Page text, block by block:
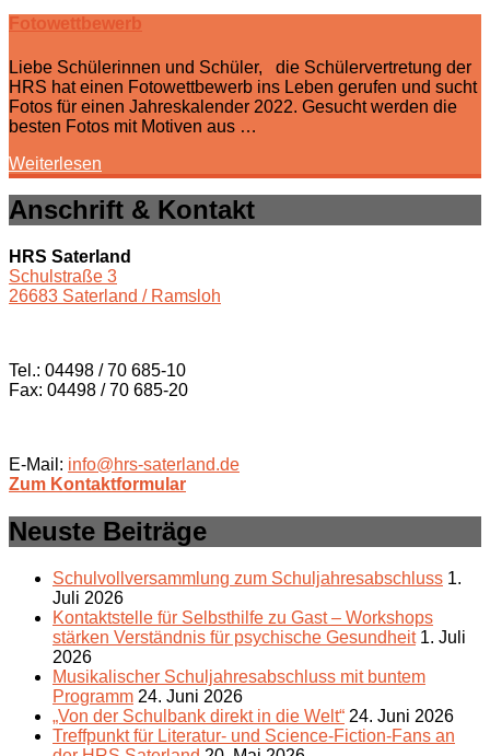
Fotowettbewerb
Liebe Schülerinnen und Schüler, die Schülervertretung der
HRS hat einen Fotowettbewerb ins Leben gerufen und sucht
Fotos für einen Jahreskalender 2022. Gesucht werden die
besten Fotos mit Motiven aus …
Weiterlesen
Anschrift & Kontakt
HRS Saterland
Schulstraße 3
26683 Saterland / Ramsloh
Tel.: 04498 / 70 685-10
Fax: 04498 / 70 685-20
E-Mail: info@hrs-saterland.de
Zum Kontaktformular
Neuste Beiträge
Schulvollversammlung zum Schuljahresabschluss 1.
Juli 2026
Kontaktstelle für Selbsthilfe zu Gast – Workshops
stärken Verständnis für psychische Gesundheit 1. Juli
2026
Musikalischer Schuljahresabschluss mit buntem
Programm 24. Juni 2026
„Von der Schulbank direkt in die Welt“ 24. Juni 2026
Treffpunkt für Literatur- und Science-Fiction-Fans an